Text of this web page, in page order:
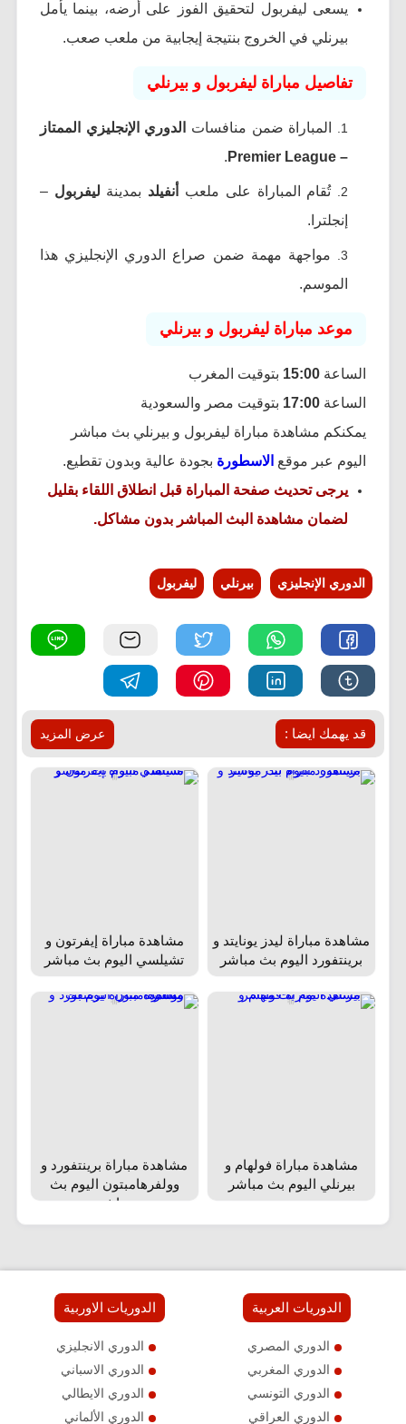
يسعى ليفربول لتحقيق الفوز على أرضه، بينما يأمل
بيرنلي في الخروج بنتيجة إيجابية من ملعب صعب.
تفاصيل مباراة ليفربول و بيرنلي
المباراة ضمن منافسات
الدوري الإنجليزي الممتاز
– Premier League
.
تُقام المباراة على ملعب أنفيلد بمدينة ليفربول –
إنجلترا.
مواجهة مهمة ضمن صراع الدوري الإنجليزي هذا
الموسم.
موعد مباراة ليفربول و بيرنلي
الساعة 15:00 بتوقيت المغرب
الساعة 17:00 بتوقيت مصر والسعودية
يمكنكم مشاهدة مباراة ليفربول و بيرنلي بث مباشر
اليوم عبر موقع الاسطورة بجودة عالية وبدون تقطيع.
يرجى تحديث صفحة المباراة قبل انطلاق اللقاء بقليل
لضمان مشاهدة البث المباشر بدون مشاكل.
الدوري الإنجليزي بيرنلي ليفربول
عرض المزيد قد يهمك ايضا :
مشاهدة مباراة ليدز يونايتد و
برينتفورد اليوم بث مباشر
مشاهدة مباراة إيفرتون و
تشيلسي اليوم بث مباشر
مشاهدة مباراة فولهام و
بيرنلي اليوم بث مباشر
مشاهدة مباراة برينتفورد و
وولفرهامبتون اليوم بث
مباشر
الدوريات العربية
الدوري المصري
الدوري المغربي
الدوري التونسي
الدوري العراقي
الدوريات الاوربية
الدوري الانجليزي
الدوري الاسباني
الدوري الايطالي
الدوري الألماني